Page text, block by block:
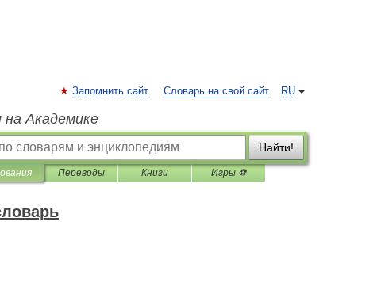
RU
Запомнить сайт Словарь на свой сайт
на Академике
Найти!
Переводы Книги Игры ⚽